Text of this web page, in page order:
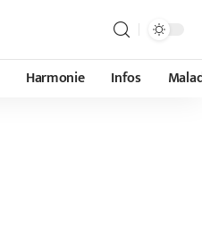
Harmonie Infos